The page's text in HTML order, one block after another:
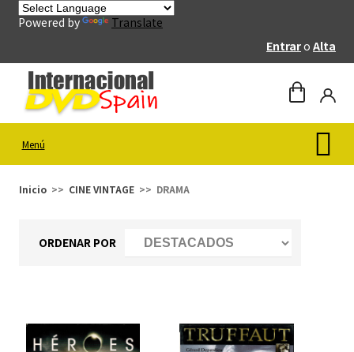
Powered by
Translate
Entraro Alta
Menú
Inicio CINE VINTAGE DRAMA
ORDENAR POR